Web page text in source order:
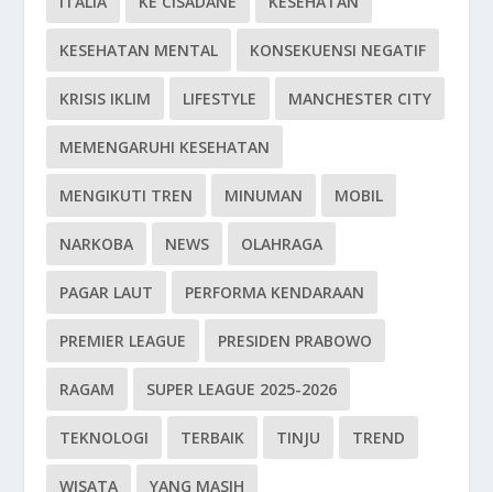
KESEHATAN MENTAL KONSEKUENSI NEGATIF
KRISIS IKLIM LIFESTYLE MANCHESTER CITY
MEMENGARUHI KESEHATAN
MENGIKUTI TREN MINUMAN MOBIL
NARKOBA NEWS OLAHRAGA
PAGAR LAUT PERFORMA KENDARAAN
PREMIER LEAGUE PRESIDEN PRABOWO
RAGAM SUPER LEAGUE 2025-2026
TEKNOLOGI TERBAIK TINJU TREND
WISATA YANG MASIH